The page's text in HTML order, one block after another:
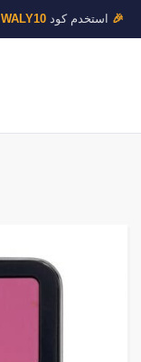
🎉 استخدم كودWALY10